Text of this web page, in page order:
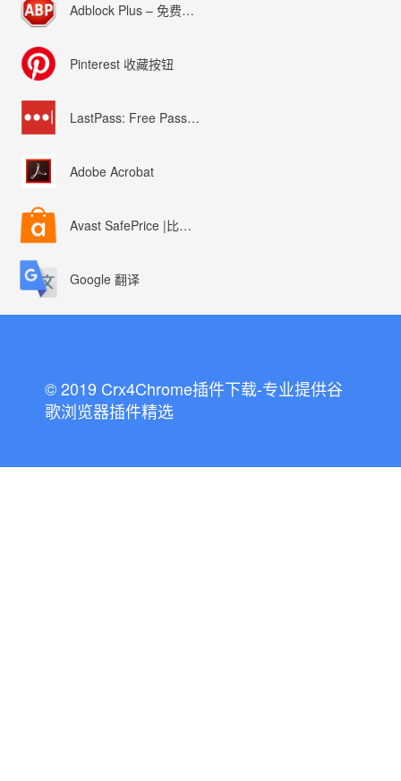
Adblock Plus – 免费的广告拦截器
Pinterest 收藏按钮
LastPass: Free Password Manager
Adobe Acrobat
Avast SafePrice |比较、交易、优惠券
Google 翻译
© 2019 Crx4Chrome插件下载-专业提供谷
歌浏览器插件精选